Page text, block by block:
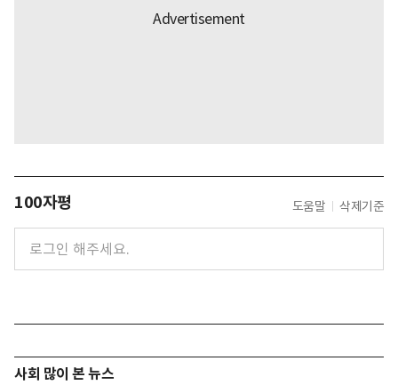
100자평 도움말 삭제기준
사회 많이 본 뉴스